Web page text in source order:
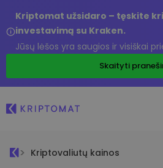
Kriptomat užsidaro – tęskite
investavimą su Kraken.
Jūsų lėšos yra saugios ir visiškai
Skaityti
Kriptovaliutų kainos